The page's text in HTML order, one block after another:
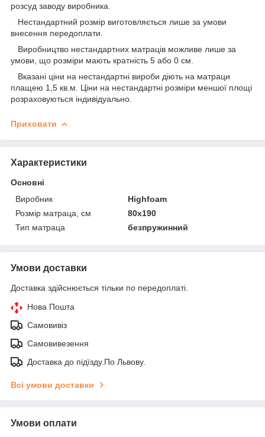
розсуд заводу виробника.
Нестандартний розмір виготовляється лише за умови
внесення передоплати.
Виробництво нестандартних матраців можливе лише за
умови, що розміри мають кратність 5 або 0 см.
Вказані ціни на нестандартні вироби діють на матраци
плащею 1,5 кв.м. Ціни на нестандартні розміри меншої площі
розраховуються індивідуально.
Приховати
Характеристики
Основні
Виробник
Highfoam
Розмір матраца, см
80х190
Тип матраца
безпружинний
Умови доставки
Доставка здійснюється тільки по передоплаті.
Нова Пошта
Самовивіз
Самовивезення
Доставка до підїзду.По Львову.
Всі умови доставки
Умови оплати